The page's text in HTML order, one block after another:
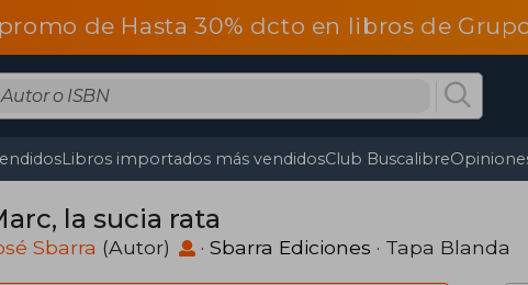
de Hasta 30% dcto en libros de
Libros importados más vendidosClub Buscalibre
la sucia rata
Sbarra (Autor) · Sbarra Ediciones · Tapa Blanda